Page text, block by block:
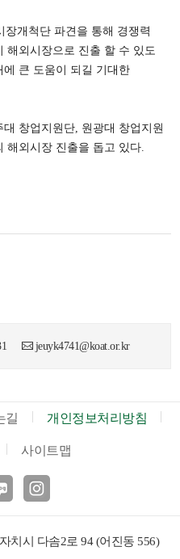
장개척단 파견을 통해 경쟁력
해외시장으로 진출 할 수 있도
큰 도움이 되길 기대한
창업지원단, 원광대 창업지원
해외시장 진출을 돕고 있다.
jeuyk4741@koat.or.kr
길 개인정보처리방침
사이트맵
치시 다솜2로 94 (어진동 556)